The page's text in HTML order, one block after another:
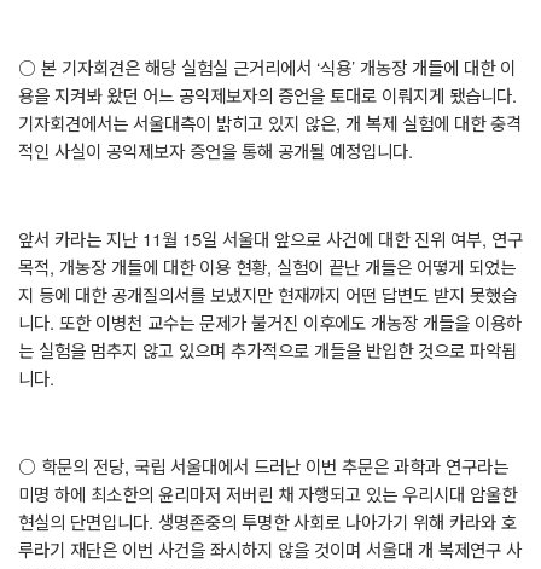
○ 본 기자회견은 해당 실험실 근거리에서 ‘식용’개농장 개들에 대한 이
용을 지켜봐 왔던 어느 공익제보자의 증언을 토대로 이뤄지게 됐습니다.
기자회견에서는 서울대측이 밝히고 있지 않은, 개 복제 실험에 대한 충격
적인 사실이 공익제보자 증언을 통해 공개될 예정입니다.
앞서 카라는 지난 11월 15일 서울대 앞으로 사건에 대한 진위 여부, 연구
목적, 개농장 개들에 대한 이용 현황, 실험이 끝난 개들은 어떻게 되었는
지 등에 대한 공개질의서를 보냈지만 현재까지 어떤 답변도 받지 못했습
니다. 또한 이병천 교수는 문제가 불거진 이후에도 개농장 개들을 이용하
는 실험을 멈추지 않고 있으며 추가적으로 개들을 반입한 것으로 파악됩
니다.
○ 학문의 전당, 국립 서울대에서 드러난 이번 추문은 과학과 연구라는
미명 하에 최소한의 윤리마저 저버린 채 자행되고 있는 우리시대 암울한
현실의 단면입니다. 생명존중의 투명한 사회로 나아가기 위해 카라와 호
루라기 재단은 이번 사건을 좌시하지 않을 것이며 서울대 개 복제연구 사